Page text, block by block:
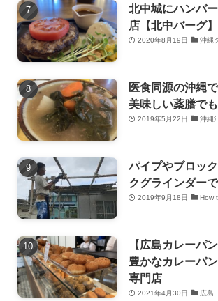
北中城にハンバ
店【北中バーグ】
2020年8月19日 沖縄
医食同源の沖縄
美味しい薬膳でも
2019年5月22日 沖縄
パイプやブロッ
クグラインダーで
2019年9月18日 How
【広島カレーパ
豊かなカレーパ
専門店
2021年4月30日 広島